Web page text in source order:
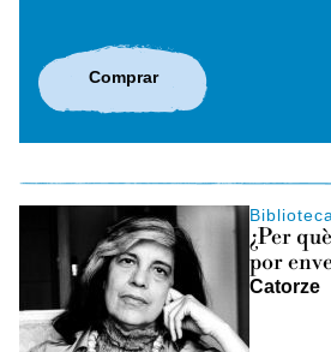
Comprar
Biblioteca
¿Per
por
Catorze